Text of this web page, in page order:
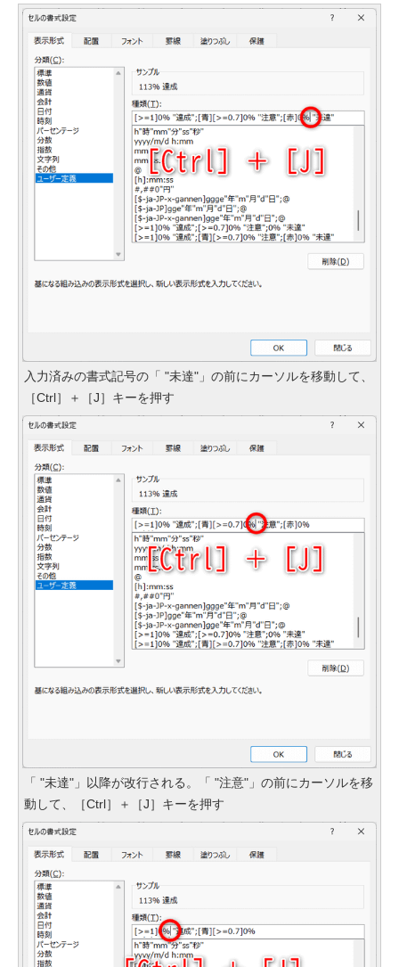
入力済みの書式記号の「 "未達"」の前にカーソルを移動して、
［Ctrl］＋［J］キーを押す
「 "未達"」以降が改行される。「 "注意"」の前にカーソルを移
動して、［Ctrl］＋［J］キーを押す